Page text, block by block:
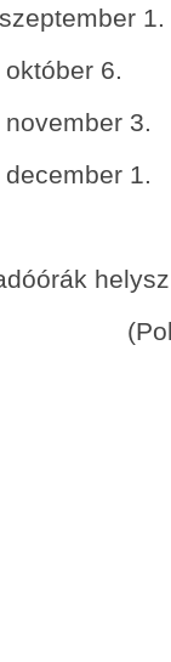
október